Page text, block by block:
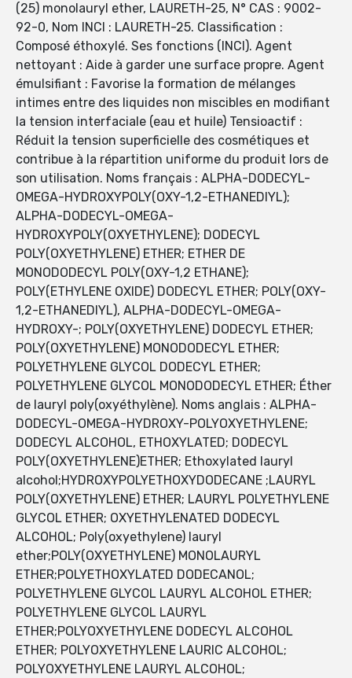
(25) monolauryl ether, LAURETH-25, N° CAS : 9002-
92-0, Nom INCI : LAURETH-25. Classification :
Composé éthoxylé. Ses fonctions (INCI). Agent
nettoyant : Aide à garder une surface propre. Agent
émulsifiant : Favorise la formation de mélanges
intimes entre des liquides non miscibles en modifiant
la tension interfaciale (eau et huile) Tensioactif :
Réduit la tension superficielle des cosmétiques et
contribue à la répartition uniforme du produit lors de
son utilisation. Noms français : ALPHA-DODECYL-
OMEGA-HYDROXYPOLY(OXY-1,2-ETHANEDIYL);
ALPHA-DODECYL-OMEGA-
HYDROXYPOLY(OXYETHYLENE); DODECYL
POLY(OXYETHYLENE) ETHER; ETHER DE
MONODODECYL POLY(OXY-1,2 ETHANE);
POLY(ETHYLENE OXIDE) DODECYL ETHER; POLY(OXY-
1,2-ETHANEDIYL), ALPHA-DODECYL-OMEGA-
HYDROXY-; POLY(OXYETHYLENE) DODECYL ETHER;
POLY(OXYETHYLENE) MONODODECYL ETHER;
POLYETHYLENE GLYCOL DODECYL ETHER;
POLYETHYLENE GLYCOL MONODODECYL ETHER; Éther
de lauryl poly(oxyéthylène). Noms anglais : ALPHA-
DODECYL-OMEGA-HYDROXY-POLYOXYETHYLENE;
DODECYL ALCOHOL, ETHOXYLATED; DODECYL
POLY(OXYETHYLENE)ETHER; Ethoxylated lauryl
alcohol;HYDROXYPOLYETHOXYDODECANE ;LAURYL
POLY(OXYETHYLENE) ETHER; LAURYL POLYETHYLENE
GLYCOL ETHER; OXYETHYLENATED DODECYL
ALCOHOL; Poly(oxyethylene) lauryl
ether;POLY(OXYETHYLENE) MONOLAURYL
ETHER;POLYETHOXYLATED DODECANOL;
POLYETHYLENE GLYCOL LAURYL ALCOHOL ETHER;
POLYETHYLENE GLYCOL LAURYL
ETHER;POLYOXYETHYLENE DODECYL ALCOHOL
ETHER; POLYOXYETHYLENE LAURIC ALCOHOL;
POLYOXYETHYLENE LAURYL ALCOHOL;